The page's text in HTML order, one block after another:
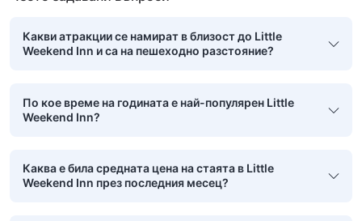
Какви атракции се намират в близост до Little
Weekend Inn и са на пешеходно разстояние?
По кое време на годината е най-популярен Little
Weekend Inn?
Каква е била средната цена на стаята в Little
Weekend Inn през последния месец?